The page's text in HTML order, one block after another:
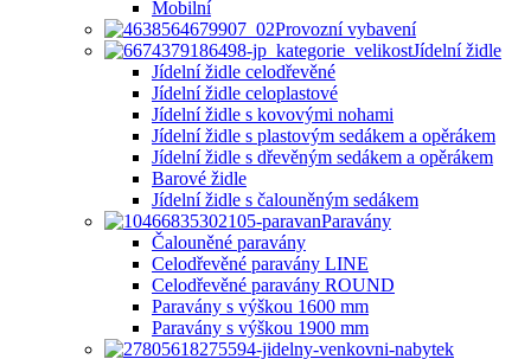
Mobilní
Provozní vybavení
Jídelní židle
Jídelní židle celodřevěné
Jídelní židle celoplastové
Jídelní židle s kovovými nohami
Jídelní židle s plastovým sedákem a opěrákem
Jídelní židle s dřevěným sedákem a opěrákem
Barové židle
Jídelní židle s čalouněným sedákem
Paravány
Čalouněné paravány
Celodřevěné paravány LINE
Celodřevěné paravány ROUND
Paravány s výškou 1600 mm
Paravány s výškou 1900 mm